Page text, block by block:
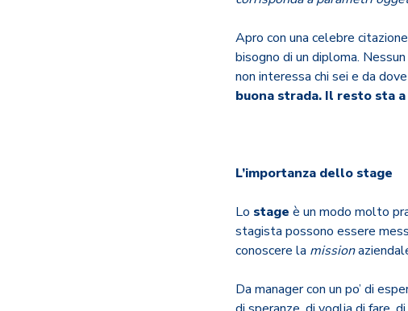
Apro con una celebre
bisogno di un diploma.
non interessa chi sei e da
buona strada. Il resto sta
L’importanza dello stage
Lo stage è un modo molto
stagista possono essere
conoscere la mission
Da manager con un po’ di